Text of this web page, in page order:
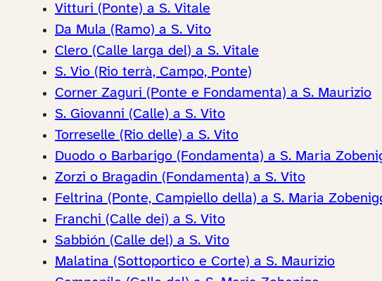
Vitturi (Ponte) a S. Vitale
Da Mula (Ramo) a S. Vito
Clero (Calle larga del) a S. Vitale
S. Vio (Rio terrà, Campo, Ponte)
Corner Zaguri (Ponte e Fondamenta) a S. Maurizio
S. Giovanni (Calle) a S. Vito
Torreselle (Rio delle) a S. Vito
Duodo o Barbarigo (Fondamenta) a S. Maria
Zorzi o Bragadin (Fondamenta) a S. Vito
Feltrina (Ponte, Campiello della) a S. Maria
Franchi (Calle dei) a S. Vito
Sabbión (Calle del) a S. Vito
Malatina (Sottoportico e Corte) a S. Maurizio